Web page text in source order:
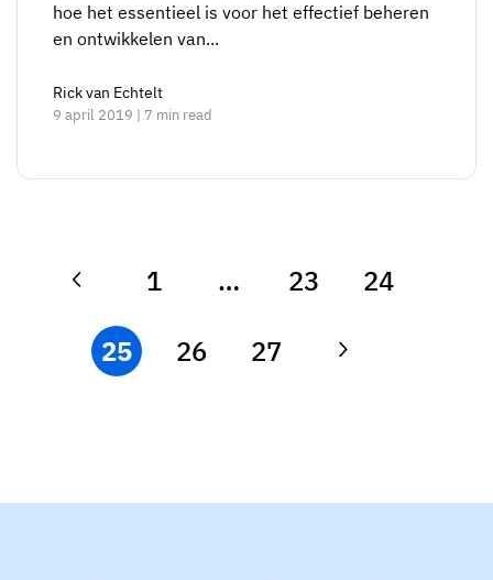
hoe het essentieel is voor het effectief beheren
en ontwikkelen van...
Rick van Echtelt
9 april 2019 | 7 min read
1 … 23
24
25
26 27